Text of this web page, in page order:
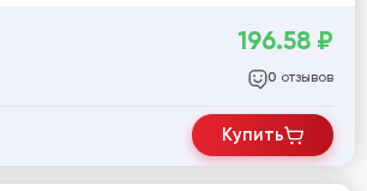
196.58 ₽
0 отзывов
Купить